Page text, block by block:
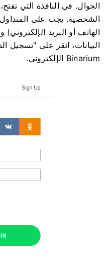
الجوال. في النافذة التي
الشخصية. يجب على
الهاتف أو البريد
البيانات، انقر على "تسجيل
Binarium الإلكتروني.